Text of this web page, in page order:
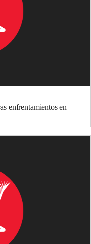
enfrentamientos en